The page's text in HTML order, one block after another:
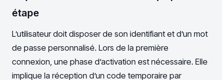
étape
L’utilisateur doit disposer de son identifiant et d’un mot
de passe personnalisé. Lors de la première
connexion, une phase d’activation est nécessaire. Elle
implique la réception d’un code temporaire par